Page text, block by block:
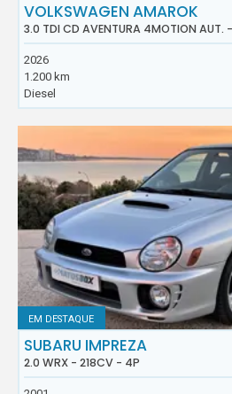
VOLKSWAGEN AMAROK
3.0 TDI CD AVENTURA 4MOTION AUT.
2026
1.200 km
Diesel
EM DESTAQUE
SUBARU IMPREZA
2.0 WRX - 218CV - 4P